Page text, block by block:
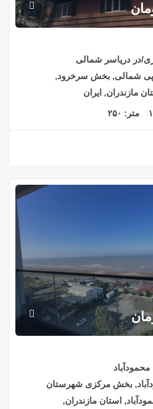
پی شمالی, بخش سرخرود,
مازندران, ایران
۱ متر: ۲۵۰
بخش مرکزی شهرستان
استان مازندران,